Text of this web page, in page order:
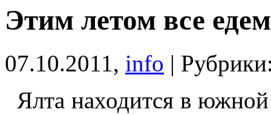
Этим летом все
07.10.2011, info |
Ялта находится в